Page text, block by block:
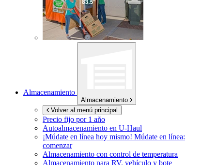
Almacenamiento
Almacenamiento
Volver al menú principal
Precio fijo por 1 año
Autoalmacenamiento en U-Haul
¡Múdate en línea hoy mismo! Múdate en línea:
comenzar
Almacenamiento con control de temperatura
Almacenamiento para RV, vehículo y bote